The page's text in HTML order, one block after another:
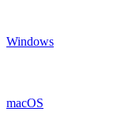
Windows
macOS